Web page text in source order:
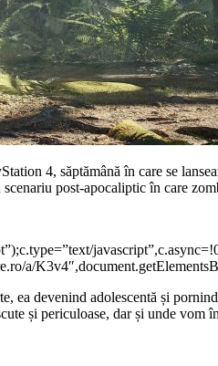
4, săptămână în care se
post-apocaliptic în care
a/
ea devenind adolescentă și
și periculoase, dar și unde vom